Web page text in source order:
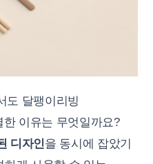
도 달팽이리빙
이유는 무엇일까요?
디자인을 동시에 잡았기